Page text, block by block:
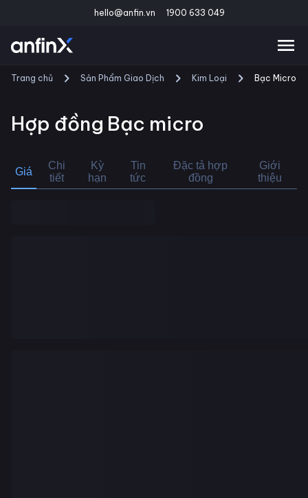
hello@anfin.vn 1900 633 049
Trang chủ Sản Phẩm Giao Dịch Kim Loại Bạc Micro
Hợp đồng Bạc micro
Giá
Chi
tiết
Kỳ
hạn
Tin
tức
Đặc tả hợp
đồng
Giới
thiệu